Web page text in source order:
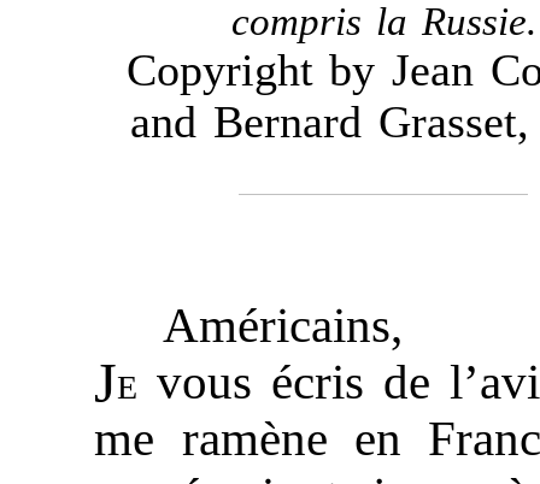
compris la Russie.
Copyright by Jean
and Bernard
Américains,
Je vous écris de
me ramène en